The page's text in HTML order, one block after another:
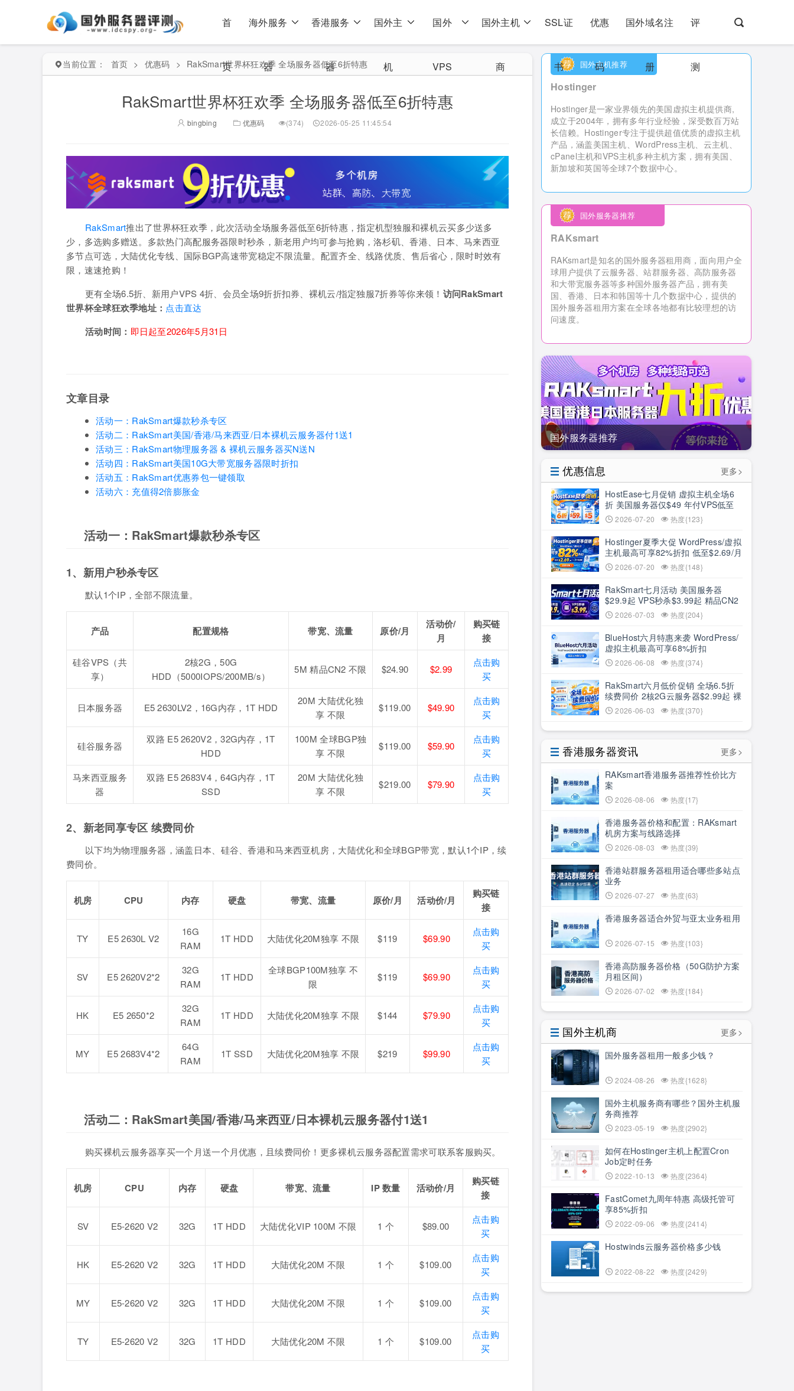
首
页
海外服务
器
香港服务
器
国外主
机
国外
VPS
国外主机
商
SSL证
书
优惠
码
国外域名注
册
评
测
当前位置： 首页 > 优惠码 > RakSmart世界杯狂欢季 全场服务器低至6折特惠
RakSmart世界杯狂欢季 全场服务器低至6折特惠
bingbing 优惠码 (374) 2026-05-25 11:45:54
RakSmart推出了世界杯狂欢季，此次活动全场服务器低至6折特惠，指定机型独服和裸机云买多少送多
少，多选购多赠送。多款热门高配服务器限时秒杀，新老用户均可参与抢购，洛杉矶、香港、日本、马来西亚
多节点可选，大陆优化专线、国际BGP高速带宽稳定不限流量。配置齐全、线路优质、售后省心，限时时效有
限，速速抢购！
更有全场6.5折、新用户VPS 4折、会员全场9折折扣券、裸机云/指定独服7折券等你来领！ 访问RakSmart
世界杯全球狂欢季地址： 点击直达
活动时间： 即日起至2026年5月31日
文章目录
活动一：RakSmart爆款秒杀专区
活动二：RakSmart美国/香港/马来西亚/日本裸机云服务器付1送1
活动三：RakSmart物理服务器 & 裸机云服务器买N送N
活动四：RakSmart美国10G大带宽服务器限时折扣
活动五：RakSmart优惠券包一键领取
活动六：充值得2倍膨胀金
活动一：RakSmart爆款秒杀专区
1、新用户秒杀专区
默认1个IP，全部不限流量。
产品 配置规格 带宽、流量 原价/月
活动价/
月
购买链
接
硅谷VPS（共
享）
2核2G，50G
HDD（5000IOPS/200MB/s）
5M 精品CN2 不限 $24.90 $2.99
点击购
买
日本服务器 E5 2630LV2，16G内存，1T HDD
20M 大陆优化独
享 不限
$119.00 $49.90
点击购
买
硅谷服务器
双路 E5 2620V2，32G内存，1T
HDD
100M 全球BGP独
享 不限
$119.00 $59.90
点击购
买
马来西亚服务
器
双路 E5 2683V4，64G内存，1T
SSD
20M 大陆优化独
享 不限
$219.00 $79.90
点击购
买
2、新老同享专区 续费同价
以下均为物理服务器，涵盖日本、硅谷、香港和马来西亚机房，大陆优化和全球BGP带宽，默认1个IP，续
费同价。
机房 CPU 内存 硬盘 带宽、流量 原价/月 活动价/月
购买链
接
TY E5 2630L V2
16G
RAM
1T HDD 大陆优化20M独享 不限 $119 $69.90
点击购
买
SV E5 2620V2*2
32G
RAM
1T HDD
全球BGP100M独享 不
限
$119 $69.90
点击购
买
HK E5 2650*2
32G
RAM
1T HDD 大陆优化20M独享 不限 $144 $79.90
点击购
买
MY E5 2683V4*2
64G
RAM
1T SSD 大陆优化20M独享 不限 $219 $99.90
点击购
买
活动二：RakSmart美国/香港/马来西亚/日本裸机云服务器付1送1
购买裸机云服务器享买一个月送一个月优惠，且续费同价！更多裸机云服务器配置需求可联系客服购买。
机房 CPU 内存 硬盘 带宽、流量 IP 数量 活动价/月
购买链
接
SV E5-2620 V2 32G 1T HDD 大陆优化VIP 100M 不限 1 个 $89.00
点击购
买
HK E5-2620 V2 32G 1T HDD 大陆优化20M 不限 1 个 $109.00
点击购
买
MY E5-2620 V2 32G 1T HDD 大陆优化20M 不限 1 个 $109.00
点击购
买
TY E5-2620 V2 32G 1T HDD 大陆优化20M 不限 1 个 $109.00
点击购
买
国外主机推荐
Hostinger
Hostinger是一家业界领先的美国虚拟主机提供商,
成立于2004年，拥有多年行业经验，深受数百万站
长信赖。Hostinger专注于提供超值优质的虚拟主机
产品，涵盖美国主机、WordPress主机、云主机、
cPanel主机和VPS主机多种主机方案，拥有美国、
新加坡和英国等全球7个数据中心。
国外服务器推荐
RAKsmart
RAKsmart是知名的国外服务器租用商，面向用户全
球用户提供了云服务器、站群服务器、高防服务器
和大带宽服务器等多种国外服务器产品，拥有美
国、香港、日本和韩国等十几个数据中心，提供的
国外服务器租用方案在全球各地都有比较理想的访
问速度。
国外服务器推荐
优惠信息
更多>
HostEase七月促销 虚拟主机全场6
折 美国服务器仅$49 年付VPS低至
$34.9 RTX5090新购立减$100
2026-07-20 热度{123}
Hostinger夏季大促 WordPress/虚拟
主机最高可享82%折扣 低至$2.69/月
+3个月赠期
2026-07-20 热度{148}
RakSmart七月活动 美国服务器
$29.9起 VPS秒杀$3.99起 精品CN2
低至6.5折
2026-07-03 热度{204}
BlueHost六月特惠来袭 WordPress/
虚拟主机最高可享68%折扣
2026-06-08 热度{374}
RakSmart六月低价促销 全场6.5折
续费同价 2核2G云服务器$2.99起 裸
机云买1送1
2026-06-03 热度{370}
香港服务器资讯
更多>
RAKsmart香港服务器推荐性价比方
案
2026-08-06 热度{17}
香港服务器价格和配置：RAKsmart
机房方案与线路选择
2026-08-03 热度{39}
香港站群服务器租用适合哪些多站点
业务
2026-07-27 热度{63}
香港服务器适合外贸与亚太业务租用
2026-07-15 热度{103}
香港高防服务器价格（50G防护方案
月租区间）
2026-07-02 热度{184}
国外主机商
更多>
国外服务器租用一般多少钱？
2024-08-26 热度{1628}
国外主机服务商有哪些？国外主机服
务商推荐
2023-05-19 热度{2902}
如何在Hostinger主机上配置Cron
Job定时任务
2022-10-13 热度{2364}
FastComet九周年特惠 高级托管可
享85%折扣
2022-09-06 热度{2414}
Hostwinds云服务器价格多少钱
2022-08-22 热度{2429}